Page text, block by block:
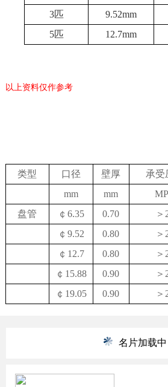
3匹 9.52mm
5匹 12.7mm
以上资料仅作参考
类型 口径 壁厚 承受
mm
mm
盘管
￠ 6.35 0.70 ＞
￠ 9.52 0.80 ＞
￠ 12.7 0.80 ＞
￠ 15.88 0.90 ＞
￠ 19.05 0.90 ＞
名片加载中